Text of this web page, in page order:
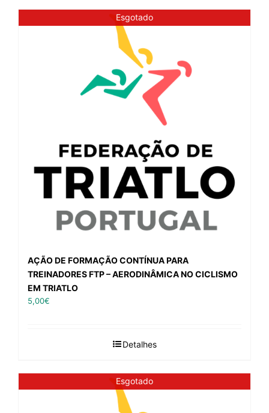
Esgotado
AÇÃO DE FORMAÇÃO CONTÍNUA PARA
TREINADORES FTP – AERODINÂMICA NO CICLISMO
EM TRIATLO
5,00€
Detalhes
Esgotado